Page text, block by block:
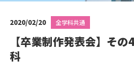
2020/02/20 全学科共通
【卒業制作発表会】そ
科